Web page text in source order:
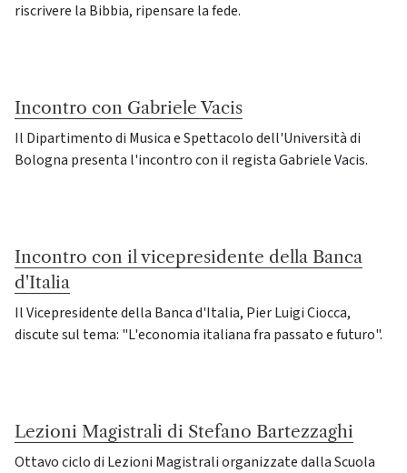
riscrivere la Bibbia, ripensare la fede.
Incontro con Gabriele Vacis
Il Dipartimento di Musica e Spettacolo dell'Università di
Bologna presenta l'incontro con il regista Gabriele Vacis.
Incontro con il vicepresidente della Banca
d'Italia
Il Vicepresidente della Banca d'Italia, Pier Luigi Ciocca,
discute sul tema: "L'economia italiana fra passato e futuro".
Lezioni Magistrali di Stefano Bartezzaghi
Ottavo ciclo di Lezioni Magistrali organizzate dalla Scuola